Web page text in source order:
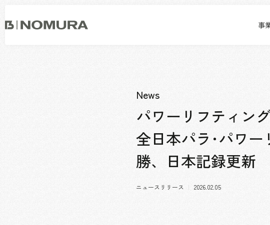
乃
村 事
ソーシャルグッド
役員構成・組織図
拠点一覧
グループ会社
沿革
コーポ
エンタ
コン
パブリ
News
パワーリフティン
全日本パラ･パワー
勝、日本記録更新
ニュースリリース 2026.02.05